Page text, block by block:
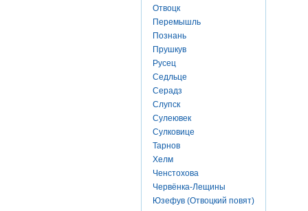
Отвоцк
Перемышль
Познань
Прушкув
Русец
Седльце
Серадз
Слупск
Сулеювек
Сулковице
Тарнов
Хелм
Ченстохова
Червёнка-Лещины
Юзефув (Отвоцкий повят)